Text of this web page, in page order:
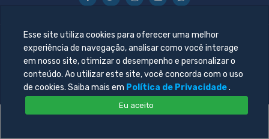
© 2026 Todos direitos reservado. Desenvolvido porCentral
de Tecnologia da Informação - UNIFACOL
Esse site utiliza cookies para oferecer uma melhor
experiência de navegação, analisar como você interage
em nosso site, otimizar o desempenho e personalizar o
conteúdo. Ao utilizar este site, você concorda com o uso
de cookies. Saiba mais em Política de Privacidade .
Eu aceito